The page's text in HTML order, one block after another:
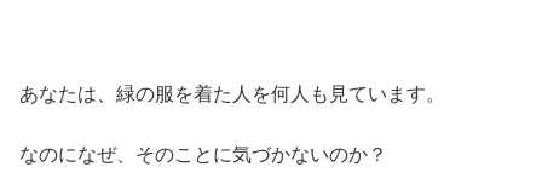
あなたは、緑の服を着た人を何人も見ています。
なのになぜ、そのことに気づかないのか？